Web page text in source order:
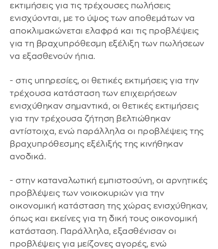
εκτιμήσεις για τις τρέχουσες πωλήσεις
ενισχύονται, με το ύψος των αποθεμάτων να
αποκλιμακώνεται ελαφρά και τις προβλέψεις
για τη βραχυπρόθεσμη εξέλιξη των πωλήσεων
να εξασθενούν ήπια.
- στις υπηρεσίες, οι θετικές εκτιμήσεις για την
τρέχουσα κατάσταση των επιχειρήσεων
ενισχύθηκαν σημαντικά, οι θετικές εκτιμήσεις
για την τρέχουσα ζήτηση βελτιώθηκαν
αντίστοιχα, ενώ παράλληλα οι προβλέψεις της
βραχυπρόθεσμης εξέλιξής της κινήθηκαν
ανοδικά.
- στην καταναλωτική εμπιστοσύνη, οι αρνητικές
προβλέψεις των νοικοκυριών για την
οικονομική κατάσταση της χώρας ενισχύθηκαν,
όπως και εκείνες για τη δική τους οικονομική
κατάσταση. Παράλληλα, εξασθένισαν οι
προβλέψεις για μείζονες αγορές, ενώ